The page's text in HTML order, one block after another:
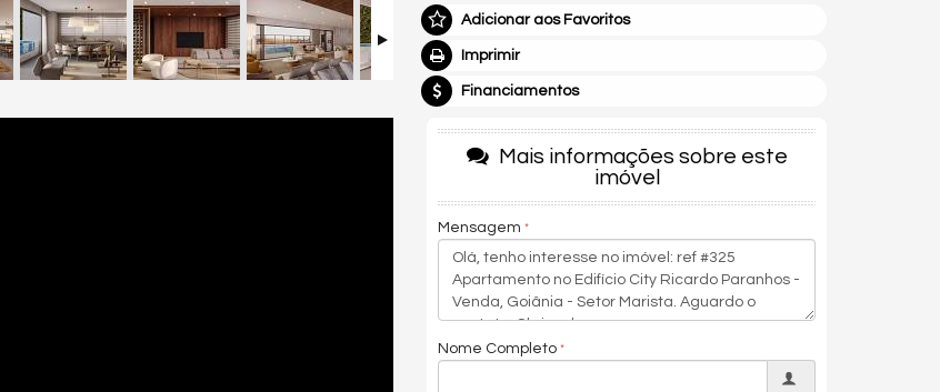
Adicionar aos Favoritos
Imprimir
Financiamentos
Mais informações sobre este
imóvel
Mensagem
Nome Completo